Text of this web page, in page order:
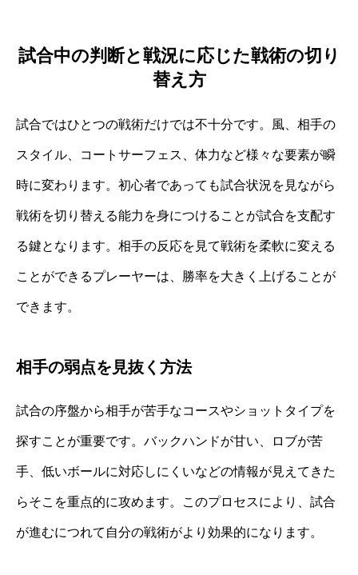
試合中の判断と戦況に応じた戦術の切り
替え方
試合ではひとつの戦術だけでは不十分です。風、相手の
スタイル、コートサーフェス、体力など様々な要素が瞬
時に変わります。初心者であっても試合状況を見ながら
戦術を切り替える能力を身につけることが試合を支配す
る鍵となります。相手の反応を見て戦術を柔軟に変える
ことができるプレーヤーは、勝率を大きく上げることが
できます。
相手の弱点を見抜く方法
試合の序盤から相手が苦手なコースやショットタイプを
探すことが重要です。バックハンドが甘い、ロブが苦
手、低いボールに対応しにくいなどの情報が見えてきた
らそこを重点的に攻めます。このプロセスにより、試合
が進むにつれて自分の戦術がより効果的になります。